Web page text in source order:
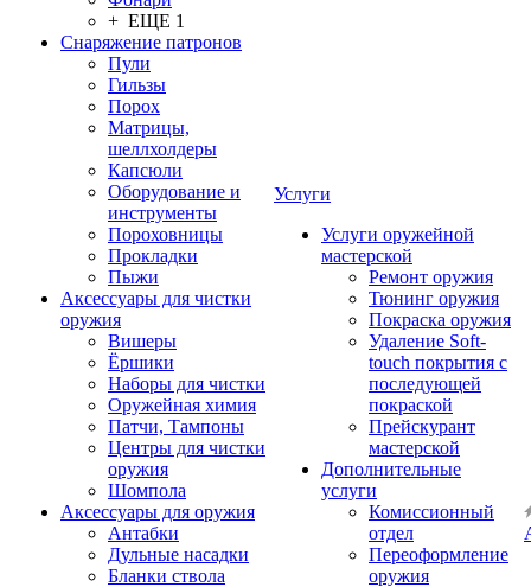
+ ЕЩЕ 1
Снаряжение патронов
Пули
Гильзы
Порох
Матрицы,
шеллхолдеры
Капсюли
Оборудование и
инструменты
Пороховницы
Прокладки
Пыжи
Аксессуары для чистки
оружия
Вишеры
Ёршики
Наборы для чистки
Оружейная химия
Патчи, Тампоны
Центры для чистки
оружия
Шомпола
Аксессуары для оружия
Антабки
Дульные насадки
Бланки ствола
Услуги
Услуги оружейной
мастерской
Ремонт оружия
Тюнинг оружия
Покраска оружия
Удаление Soft-
touch покрытия с
последующей
покраской
Прейскурант
мастерской
Дополнительные
услуги
Комиссионный
отдел
Переоформление
оружия